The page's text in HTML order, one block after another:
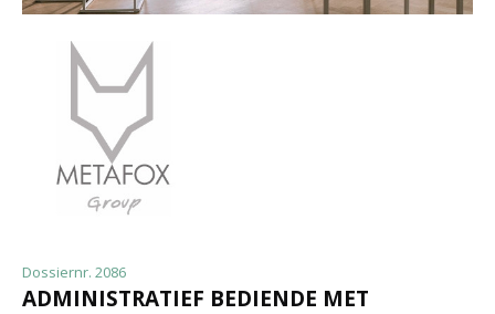
Contact
Dossiernr. 2086
ADMINISTRATIEF BEDIENDE MET